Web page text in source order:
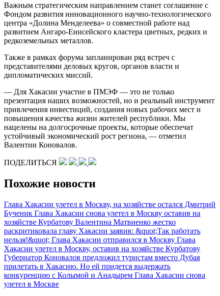
Важным стратегическим направлением станет соглашение с
Фондом развития инновационного научно-технологического
центра «Долина Менделеева» о совместной работе над
развитием Ангаро-Енисейского кластера цветных, редких и
редкоземельных металлов.
Также в рамках форума запланирован ряд встреч с
представителями деловых кругов, органов власти и
дипломатических миссий.
— Для Хакасии участие в ПМЭФ — это не только
презентация наших возможностей, но и реальный инструмент
привлечения инвестиций, создания новых рабочих мест и
повышения качества жизни жителей республики. Мы
нацелены на долгосрочные проекты, которые обеспечат
устойчивый экономический рост региона, — отметил
Валентин Коновалов.
ПОДЕЛИТЬСЯ
Похожие новости
Глава Хакасии улетел в Москву, на хозяйстве остался Дмитрий
Бученик Глава Хакасии снова улетел в Москву оставив на
хозяйстве Курбатову Валентина Матвиенко жестко
раскритиковала главу Хакасии заявив: &quot;Так работать
нельзя!&quot; Глава Хакасии отправился в Москву Глава
Хакасии улетел в Москву, оставив на хозяйстве Курбатову
Губернатор Коновалов предложил туристам вместо Дубая
прилетать в Хакасию. Но ей придется выдержать
конкуренцию с Колымой и Анадырем Глава Хакасии снова
улетел в Москве